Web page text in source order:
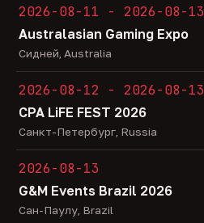
2026-08-11 - 2026-08-13
Australasian Gaming Expo
Сидней, Australia
2026-08-12 - 2026-08-13
CPA LiFE FEST 2026
Санкт-Петербург, Russia
2026-08-13
G&M Events Brazil 2026
Сан-Паулу, Brazil